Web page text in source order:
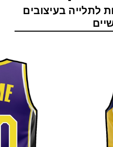
לתלייה בעיצובים